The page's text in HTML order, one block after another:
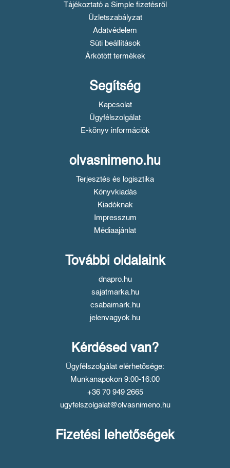
Tájékoztató a Simple fizetésről
Üzletszabályzat
Adatvédelem
Süti beállítások
Árkötött termékek
Segítség
Kapcsolat
Ügyfélszolgálat
E-könyv információk
olvasnimeno.hu
Terjesztés és logisztika
Könyvkiadás
Kiadóknak
Impresszum
Médiaajánlat
További oldalaink
dnapro.hu
sajatmarka.hu
csabaimark.hu
jelenvagyok.hu
Kérdésed van?
Ügyfélszolgálat elérhetősége:
Munkanapokon 9:00-16:00
+36 70 949 2665
ugyfelszolgalat@olvasnimeno.hu
Fizetési lehetőségek